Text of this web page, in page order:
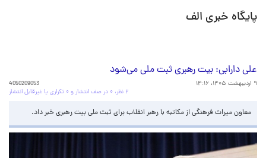
پایگاه خبری الف
علی دارابی: بیت رهبری ثبت ملی می‌شود
۹ اردیبهشت ۱۴۰۵، ۱۴:۱۶
4050209053
۲ نظر، ۰ در صف انتشار و ۰ تکراری یا غیرقابل انتشار
معاون میراث فرهنگی از مکاتبه با رهبر انقلاب برای ثبت ملی بیت رهبری خبر داد.